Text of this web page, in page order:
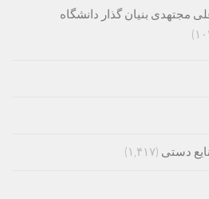
مجتهدی بنیان گذار دانشگاه
دستی (۱,۴۱۷)